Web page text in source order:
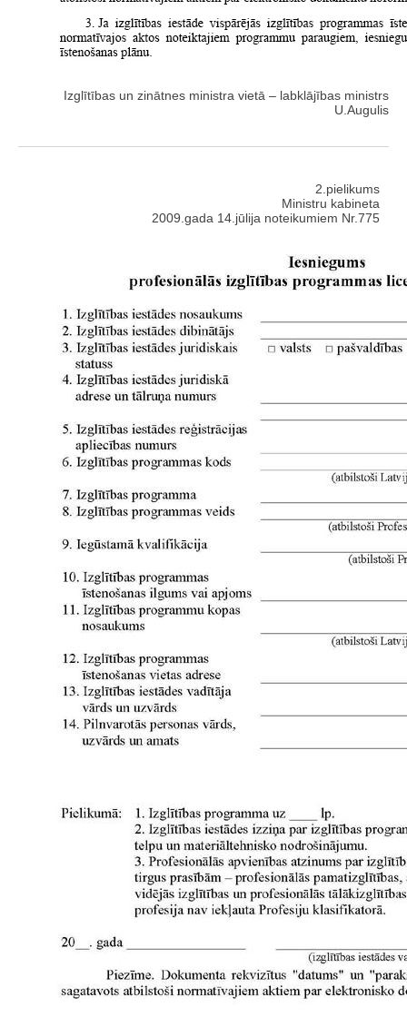
Izglītības un zinātnes ministra vietā – labklājības ministrs
U.Augulis
2.pielikums
Ministru kabineta
2009.gada 14.jūlija noteikumiem Nr.775